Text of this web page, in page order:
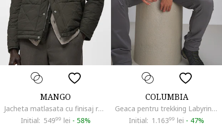
MANGO
Jacheta matlasata cu finisaj rezistent la apa si guler din reiat, Verde padure
Initial: 54999 lei - 58%
COLUMBIA
Geaca pentru trekking Labyrinth Loop II, Negru stins
Initial: 1.16399 lei - 47%